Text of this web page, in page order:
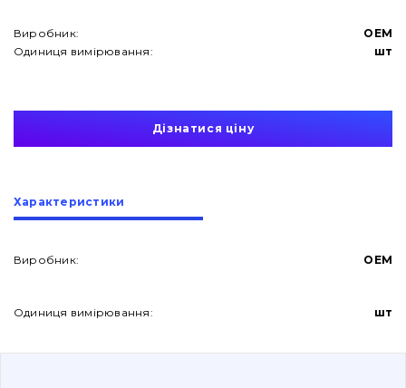
Про нас
Контакти
Вакансії
Виробник:
OEM
Одиниця вимірювання:
шт
Дізнатися ціну
Характеристики
Виробник: OEM
Одиниця вимірювання: шт